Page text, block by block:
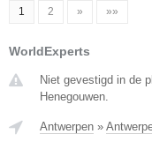
1 2 » »»
WorldExperts
Niet gevestigd in de
Henegouwen.
Antwerpen »